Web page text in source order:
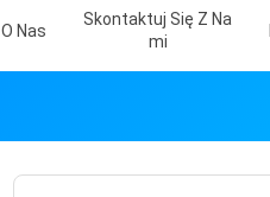
O Nas
Skontaktuj Się Z Na
Mi